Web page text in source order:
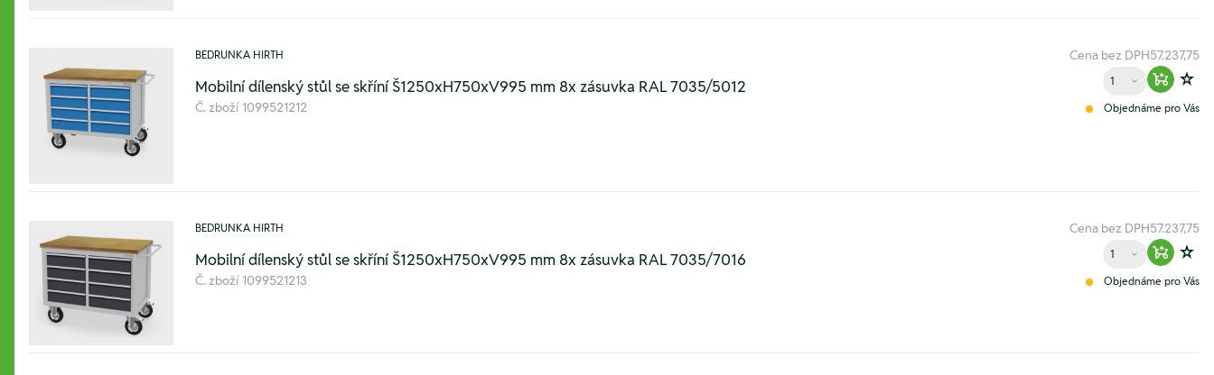
BEDRUNKA HIRTH
Mobilní dílenský stůl se skříní Š1250xH750xV995 mm 8x zásuvka RAL 7035/5012
Č. zboží 1099521212
Cena bez DPH57.237,75
Množství
Zur
Objednáme pro Vás
BEDRUNKA HIRTH
Mobilní dílenský stůl se skříní Š1250xH750xV995 mm 8x zásuvka RAL 7035/7016
Č. zboží 1099521213
Cena bez DPH57.237,75
Množství
Zur
Objednáme pro Vás